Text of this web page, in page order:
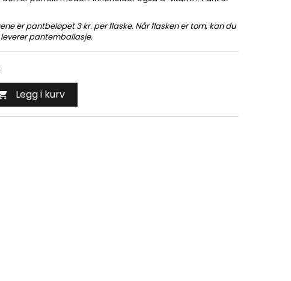
er pantbeløpet 3 kr. per flaske. Når flasken er tom, kan du
pantemballasje.
Legg i kurv